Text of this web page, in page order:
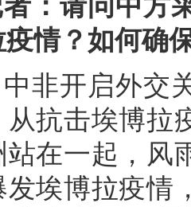
：请问中方
疫情？如何确
非开启外交
从抗击埃博拉
站在一起，风
发埃博拉疫情